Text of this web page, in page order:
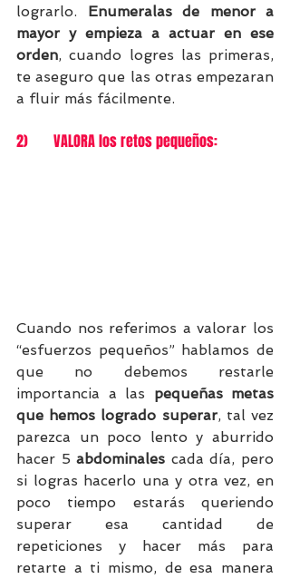
lograrlo. Enumeralas de menor a
mayor y empieza a actuar en ese
orden, cuando logres las primeras,
te aseguro que las otras empezaran
a fluir más fácilmente.
2)       VALORA los retos pequeños:
Cuando nos referimos a valorar los
“esfuerzos pequeños” hablamos de
que no debemos restarle
importancia a las pequeñas metas
que hemos logrado superar, tal vez
parezca un poco lento y aburrido
hacer 5 abdominales cada día, pero
si logras hacerlo una y otra vez, en
poco tiempo estarás queriendo
superar esa cantidad de
repeticiones y hacer más para
retarte a ti mismo, de esa manera